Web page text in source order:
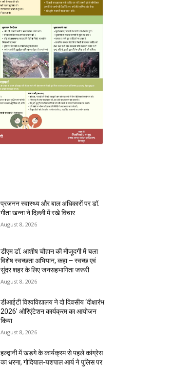
प्रजनन स्वास्थ्य और बाल अधिकारों पर डॉ.
गीता खन्ना ने दिल्ली में रखे विचार
August 8, 2026
डीएम डॉ. आशीष चौहान की मौजूदगी में चला
विशेष स्वच्छता अभियान, कहा – स्वच्छ एवं
सुंदर शहर के लिए जनसहभागिता जरूरी
August 8, 2026
डीआईटी विश्वविद्यालय ने दो दिवसीय ‘दीक्षारंभ
2026’ ओरिएंटेशन कार्यक्रम का आयोजन
किया
August 8, 2026
हल्द्वानी में खड़गे के कार्यक्रम से पहले कांग्रेस
का धरना, गोदियाल-यशपाल आर्य ने पुलिस पर